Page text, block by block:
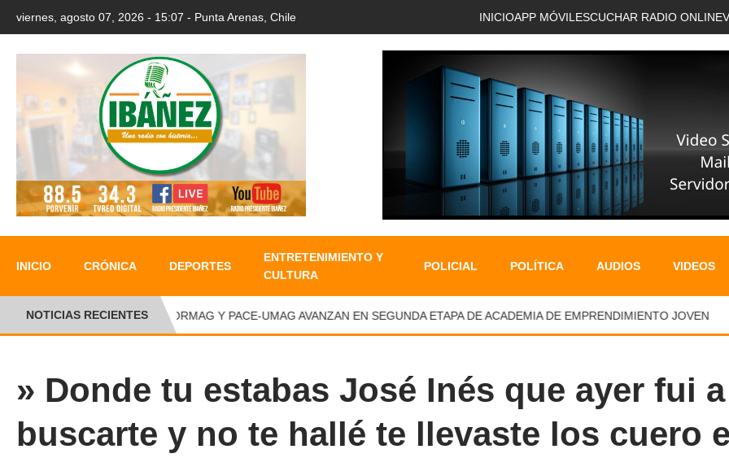
viernes, agosto 07, 2026 - 15:07 - Punta Arenas, Chile INICIOAPP MÓVIL ESCUCHAR RADIO ONLINE
INICIO CRÓNICA DEPORTES
ENTRETENIMIENTO Y
CULTURA
POLICIAL POLÍTICA AUDIOS VIDEOS
NOTICIAS RECIENTESCORMAG Y PACE-UMAG AVANZAN EN SEGUNDA ETAPA DE ACADEMIA DE EMPRENDIMIENTO JOVEN
» Donde tu estabas José Inés que ayer fui a
buscarte y no te hallé te llevaste los cuero